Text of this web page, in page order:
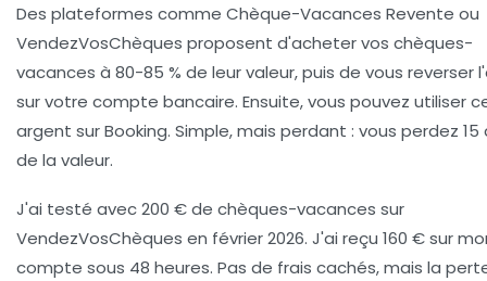
Des plateformes comme Chèque-Vacances Revente ou
VendezVosChèques proposent d'acheter vos chèques-
vacances à 80-85 % de leur valeur, puis de vous reverser
sur votre compte bancaire. Ensuite, vous pouvez utiliser
argent sur Booking. Simple, mais perdant : vous perdez 15
de la valeur.
J'ai testé avec 200 € de chèques-vacances sur
VendezVosChèques en février 2026. J'ai reçu 160 € sur
compte sous 48 heures. Pas de frais cachés, mais la